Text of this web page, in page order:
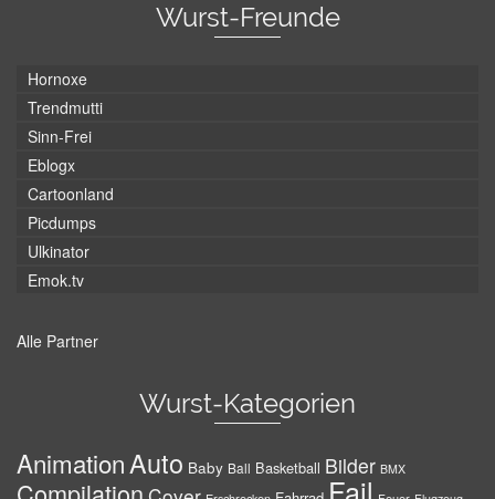
Wurst-Freunde
Hornoxe
Trendmutti
Sinn-Frei
Eblogx
Cartoonland
Picdumps
Ulkinator
Emok.tv
Alle Partner
Wurst-Kategorien
AnimationAuto Baby Ball Basketball Bilder BMX